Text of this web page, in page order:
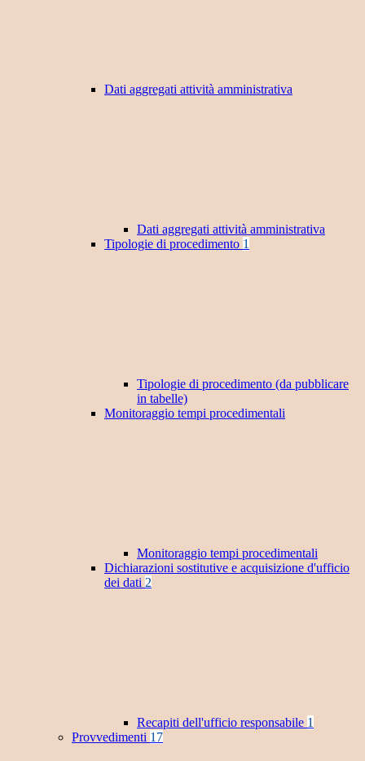
Dati aggregati attività amministrativa
Dati aggregati attività amministrativa
Tipologie di procedimento 1
Tipologie di procedimento (da pubblicare
in tabelle)
Monitoraggio tempi procedimentali
Monitoraggio tempi procedimentali
Dichiarazioni sostitutive e acquisizione d'ufficio
dei dati 2
Recapiti dell'ufficio responsabile 1
Provvedimenti 17